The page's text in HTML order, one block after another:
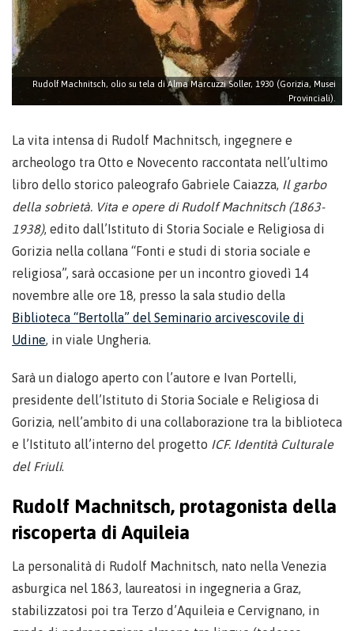
Rudolf Machnitsch, olio su tela di Alma Marcuzzi Soller, 1930 (Gorizia, Musei
Provinciali).
La vita intensa di Rudolf Machnitsch, ingegnere e
archeologo tra Otto e Novecento raccontata nell’ultimo
libro dello storico paleografo Gabriele Caiazza, Il garbo
della sobrietà. Vita e opere di Rudolf Machnitsch (1863-
1938), edito dall’Istituto di Storia Sociale e Religiosa di
Gorizia nella collana “Fonti e studi di storia sociale e
religiosa”, sarà occasione per un incontro giovedì 14
novembre alle ore 18, presso la sala studio della
Biblioteca “Bertolla” del Seminario arcivescovile di
Udine, in viale Ungheria.
Sarà un dialogo aperto con l’autore e Ivan Portelli,
presidente dell’Istituto di Storia Sociale e Religiosa di
Gorizia, nell’ambito di una collaborazione tra la biblioteca
e l’Istituto all’interno del progetto ICF. Identità Culturale
del Friuli.
Rudolf Machnitsch, protagonista della
riscoperta di Aquileia
La personalità di Rudolf Machnitsch, nato nella Venezia
asburgica nel 1863, laureatosi in ingegneria a Graz,
stabilizzatosi poi tra Terzo d’Aquileia e Cervignano, in